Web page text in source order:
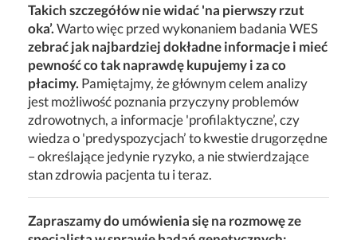
Takich szczegółów nie widać 'na pierwszy rzut
oka’.Warto więc przed wykonaniem badania WES
zebrać jak najbardziej dokładne informacje i mieć
pewność co tak naprawdę kupujemy i za co
płacimy. Pamiętajmy, że głównym celem analizy
jest możliwość poznania przyczyny problemów
zdrowotnych, a informacje 'profilaktyczne’, czy
wiedza o 'predyspozycjach’ to kwestie drugorzędne
– określające jedynie ryzyko, a nie stwierdzające
stan zdrowia pacjenta tu i teraz.
Zapraszamy do umówienia się na rozmowę ze